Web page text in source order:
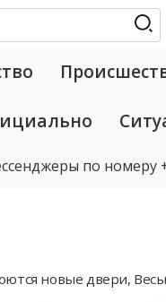
по номеру
новые двери,